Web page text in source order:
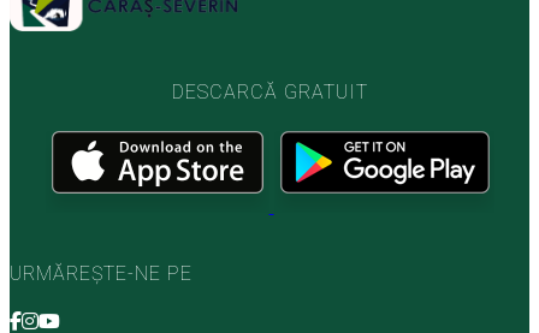
DESCARCĂ GRATUIT
URMĂREȘTE-NE PE